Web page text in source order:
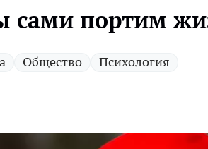
сами портим
Общество Психология